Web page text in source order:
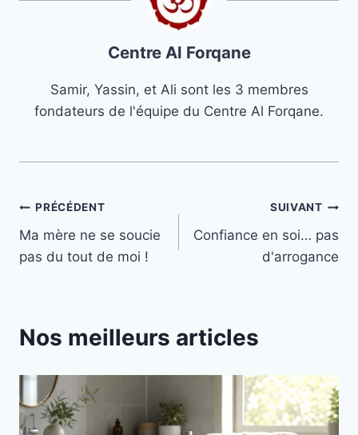
Centre Al Forqane
Samir, Yassin, et Ali sont les 3 membres
fondateurs de l'équipe du Centre Al Forqane.
Navigation
de
PRÉCÉDENT
Ma mère ne se soucie
pas du tout de moi !
SUIVANT
Confiance en soi… pas
d'arrogance
Nos meilleurs articles